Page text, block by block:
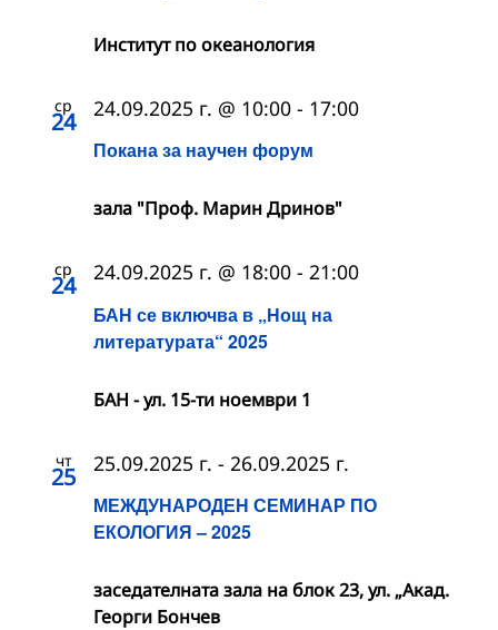
Институт по океанология
ср
24
Покана за научен форум
24.09.2025 г. @ 10:00 - 17:00
зала "Проф. Марин Дринов"
ср
24
БАН се включва в „Нощ на
литературата“ 2025
24.09.2025 г. @ 18:00 - 21:00
БАН - ул. 15-ти ноември 1
чт
25
МЕЖДУНАРОДЕН СЕМИНАР ПО
ЕКОЛОГИЯ – 2025
25.09.2025 г. - 26.09.2025 г.
заседателната зала на блок 23, ул. „Акад.
Георги Бончев